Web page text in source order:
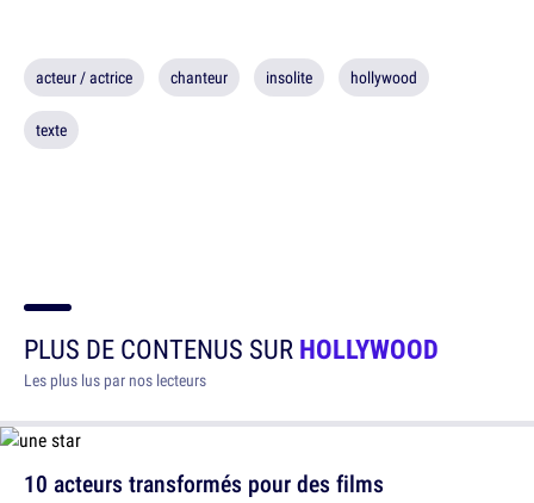
acteur / actrice chanteur insolite hollywood
texte
PLUS DE CONTENUS SURHOLLYWOOD
Les plus lus par nos lecteurs
10 acteurs transformés pour des films